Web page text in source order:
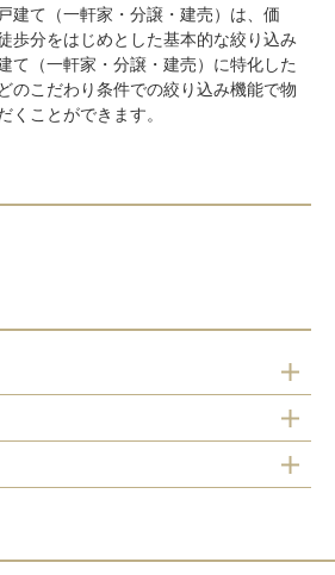
建て（一軒家・分譲・建売）は、価
歩分をはじめとした基本的な絞り込み
て（一軒家・分譲・建売）に特化した
のこだわり条件での絞り込み機能で物
くことができます。